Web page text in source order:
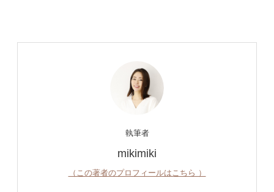
執筆者
mikimiki
（この著者のプロフィールはこちら ）